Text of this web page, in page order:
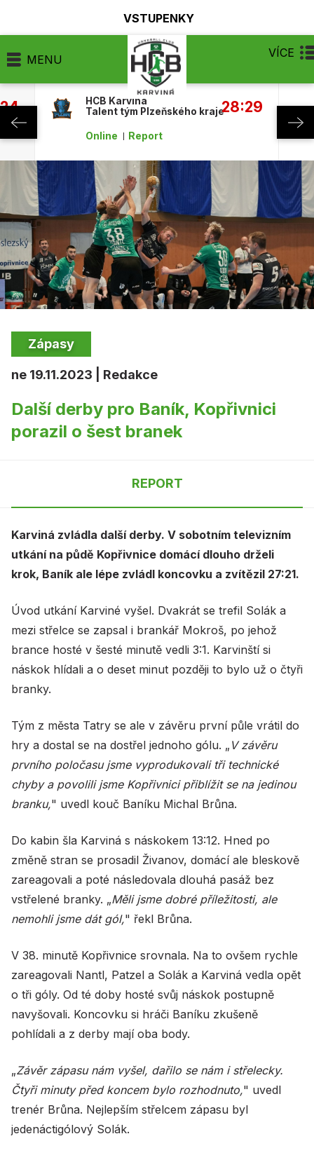
VSTUPENKY
MENU VÍCE
HCB Karviná
Talent tým Plzeňského kraje28:29
Online Report
Zápasy
ne 19.11.2023 | Redakce
Další derby pro Baník, Kopřivnici
porazil o šest branek
REPORT
Karviná zvládla další derby. V sobotním televizním
utkání na půdě Kopřivnice domácí dlouho drželi
krok, Baník ale lépe zvládl koncovku a zvítězil 27:21.
Úvod utkání Karviné vyšel. Dvakrát se trefil Solák a
mezi střelce se zapsal i brankář Mokroš, po jehož
brance hosté v šesté minutě vedli 3:1. Karvinští si
náskok hlídali a o deset minut později to bylo už o čtyři
branky.
Tým z města Tatry se ale v závěru první půle vrátil do
hry a dostal se na dostřel jednoho gólu. „ V závěru
prvního poločasu jsme vyprodukovali tři technické
chyby a povolili jsme Kopřivnici přiblížit se na jedinou
branku," uvedl kouč Baníku Michal Brůna.
Do kabin šla Karviná s náskokem 13:12. Hned po
změně stran se prosadil Živanov, domácí ale bleskově
zareagovali a poté následovala dlouhá pasáž bez
vstřelené branky. „Měli jsme dobré příležitosti, ale
nemohli jsme dát gól," řekl Brůna.
V 38. minutě Kopřivnice srovnala. Na to ovšem rychle
zareagovali Nantl, Patzel a Solák a Karviná vedla opět
o tři góly. Od té doby hosté svůj náskok postupně
navyšovali. Koncovku si hráči Baníku zkušeně
pohlídali a z derby mají oba body.
„Závěr zápasu nám vyšel, dařilo se nám i střelecky.
Čtyři minuty před koncem bylo rozhodnuto," uvedl
trenér Brůna. Nejlepším střelcem zápasu byl
jedenáctigólový Solák.